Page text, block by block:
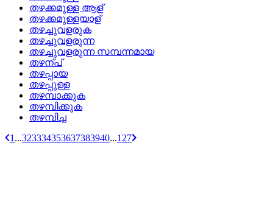
തഴക്കമുള്ള ആള്
തഴക്കമുള്ളയാള്
തഴച്ചുവളരുക
തഴച്ചുവളരുന്ന
തഴച്ചുവളരുന്ന സമ്പന്നമായ
തഴന്പ്
തഴപ്പായ
തഴപ്പുള്ള
തഴമ്പാക്കുക
തഴമ്പിക്കുക
തഴമ്പിച്ച
1 ...323334353637383940...127